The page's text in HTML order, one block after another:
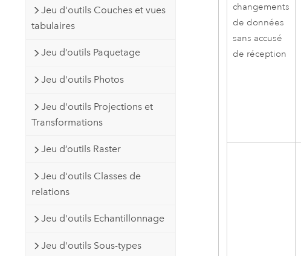
Jeu d'outils Couches et vues
tabulaires
Jeu d’outils Paquetage
Jeu d'outils Photos
Jeu d'outils Projections et
Transformations
Jeu d’outils Raster
Jeu d'outils Classes de
relations
Jeu d'outils Echantillonnage
Jeu d'outils Sous-types
changements
de données
sans accusé
de réception